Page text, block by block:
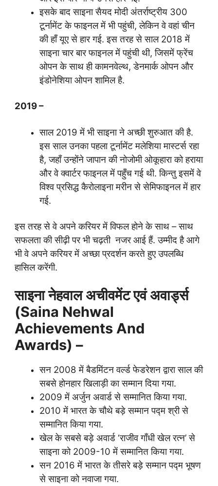
इसके बाद साइना सैयद मोदी अंतर्राष्ट्रीय 300
टूर्नामेंट के फाइनल में भी पहुंची, लेकिन वे वहां चीन
की हाँ यूए से हार गई. इस तरह से साल 2018 में
साइना चार बार फाइनल में पहुंची थी, जिसमें फ्रेंच
ओपन के साथ ही कामनवेल्थ, डेनमार्क ओपन और
इंडोनेशिया ओपन शामिल है.
2019 –
साल 2019 में भी साइना ने अच्छी शुरुआत की है.
इस साल उनका पहला टूर्नामेंट मलेशिया मास्टर्स रहा
है, जहाँ उन्होंने जापान की नोजोमी ओकूहारा को हराया
और वे क्वार्टर फाइनल में पहुँच गई थी. किन्तु इसमें वे
विश्व प्रसिद्ध कैरोलाइना मरीन से सेमिफाइनल में हार
गई.
इस तरह से वे अपने करियर में विफल होने के साथ – साथ
सफलता की सीढ़ी पर भी चढ़ती नजर आई हैं. उम्मीद है आगे
भी वे अपने करियर में अच्छा प्रदर्शन करते हुए उपलब्धि
हासिल करेंगी.
साइना नेहवाल अचीवमेंट एवं अवार्ड्स
(Saina Nehwal
Achievements And
Awards) –
सन 2008 में बैडमिंटन वर्ल्ड फेडरेशन द्वारा साल की
सबसे होनहार खिलाड़ी का सम्मान दिया गया.
2009 में अर्जुन अवार्ड से सम्मानित किया गया.
2010 में भारत के चौथे बड़े सम्मान पद्म श्री से
सम्मानित किया गया.
खेल के सबसे बड़े अवार्ड ‘राजीव गाँधी खेल रत्न’ से
साइना को 2009-10 में सम्मानित किया गया.
सन 2016 में भारत के तीसरे बड़े सम्मान पद्म भूषण
से साइना को नवाजा गया.